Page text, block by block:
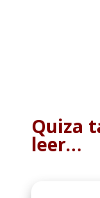
Quiza
leer…